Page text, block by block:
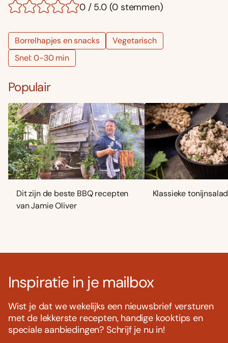
0 / 5.0 (0 stemmen)
Borrelhapjes en snacks
Vegetarisch
Snel: 0-30 min
Populair
Dit zijn de beste BBQ recepten
van Jamie Oliver
Klassieke
Inspiratie in je mailbox
Wist je dat we wekelijks een nieuwsbrief versturen
met de lekkerste recepten, handige kooktips en
speciale aanbiedingen? Schrijf je nu in!